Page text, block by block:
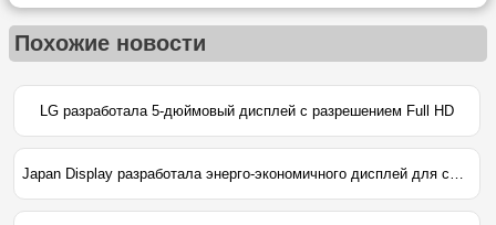
Похожие новости
LG разработала 5-дюймовый дисплей с разрешением Full HD
Japan Display разработала энерго-экономичного дисплей для смарт-часов